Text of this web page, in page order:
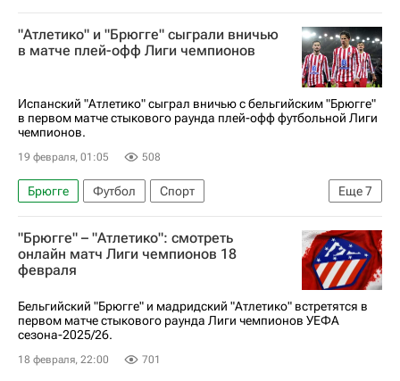
ПФК ЦСКА
"Атлетико" и "Брюгге" сыграли вничью
в матче плей-офф Лиги чемпионов
Испанский "Атлетико" сыграл вничью с бельгийским "Брюгге"
в первом матче стыкового раунда плей-офф футбольной Лиги
чемпионов.
19 февраля, 01:05 508
Еще7
Брюгге Футбол
Спорт
Хулиан Альварес
Адемола Лукман
Патрик Шик
Атлетико (Мадрид)
Лига чемпионов УЕФА 2026-2027
Олимпиакос (Пирей)
"Брюгге" – "Атлетико": смотреть
онлайн матч Лиги чемпионов 18
февраля
Бельгийский "Брюгге" и мадридский "Атлетико" встретятся в
первом матче стыкового раунда Лиги чемпионов УЕФА
сезона-2025/26.
18 февраля, 22:00 701